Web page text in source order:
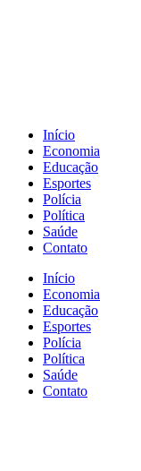
Início
Economia
Educação
Esportes
Polícia
Política
Saúde
Contato
Início
Economia
Educação
Esportes
Polícia
Política
Saúde
Contato